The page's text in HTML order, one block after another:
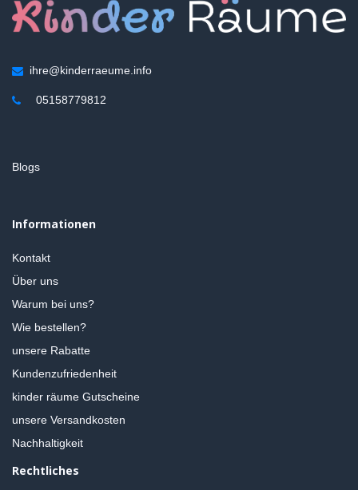
ihre@kinderraeume.info
05158779812
Blogs
Informationen
Kontakt
Über uns
Warum bei uns?
Wie bestellen?
unsere Rabatte
Kundenzufriedenheit
kinder räume Gutscheine
unsere Versandkosten
Nachhaltigkeit
Rechtliches